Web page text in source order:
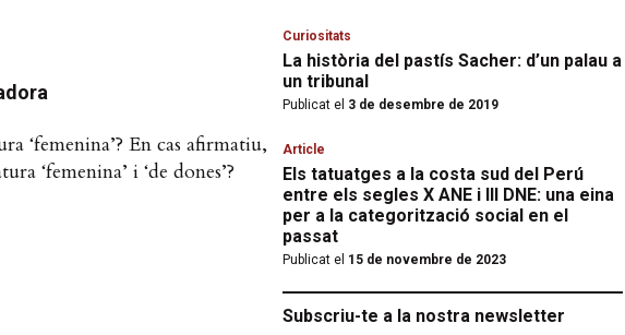
‘femenina’? En cas afirmatiu,
‘femenina’ i ‘de dones’?
Curiositats
La història del pastís Sacher: d’un palau a
un tribunal
Publicat el 3 de desembre de 2019
Article
Els tatuatges a la costa sud del Perú
entre els segles X ANE i III DNE: una eina
per a la categorització social en el
passat
Publicat el 15 de novembre de 2023
Subscriu-te a la nostra newsletter